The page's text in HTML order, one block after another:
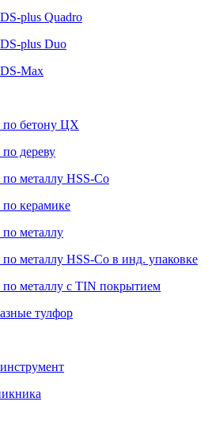
plus Quadro
plus Duo
Max
по бетону ЦХ
дереву
металлу HSS-Co
по керамике
металлу
металлу HSS-Co в инд. упаковке
по металлу с TIN покрытием
тулфор